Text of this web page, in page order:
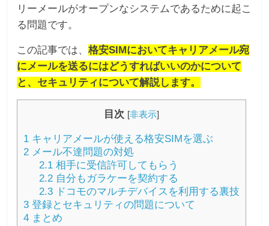
リーメールがオープンなシステムであるために起こ
る問題です。
この記事では、格安SIMにおいてキャリアメール宛
にメールを送るにはどうすればいいのかについて
と、セキュリティについて解説します。
目次 [非表示]
1 キャリアメールが使える格安SIMを選ぶ
2 メール不達問題の対処
2.1相手に受信許可してもらう
2.2自分もガラケーを契約する
2.3ドコモのマルチデバイスを利用する裏技
3 登録とセキュリティの問題について
4 まとめ